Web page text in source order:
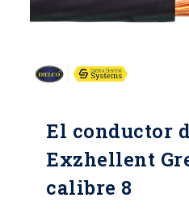
El conductor
Exzhellent
calibre 8